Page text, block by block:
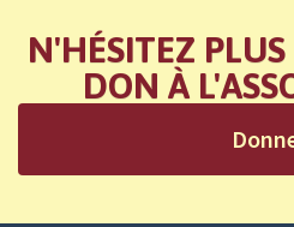
N'HÉSITEZ
DON À